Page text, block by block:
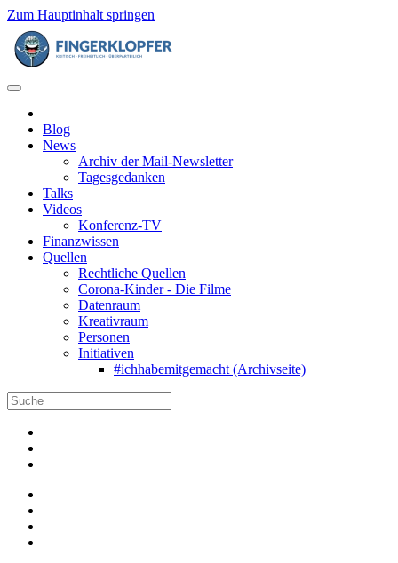
Zum Hauptinhalt springen
Blog
News
Archiv der Mail-Newsletter
Tagesgedanken
Talks
Videos
Konferenz-TV
Finanzwissen
Quellen
Rechtliche Quellen
Corona-Kinder - Die Filme
Datenraum
Kreativraum
Personen
Initiativen
#ichhabemitgemacht (Archivseite)